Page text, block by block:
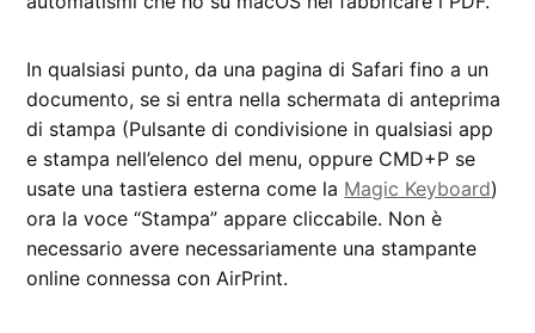
In qualsiasi punto, da una pagina di Safari fino a un
documento, se si entra nella schermata di anteprima
di stampa (Pulsante di condivisione in qualsiasi app
e stampa nell’elenco del menu, oppure CMD+P se
usate una tastiera esterna come la Magic Keyboard)
ora la voce “Stampa” appare cliccabile. Non è
necessario avere necessariamente una stampante
online connessa con AirPrint.